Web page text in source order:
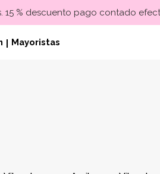
15 % descuento pago contado
Mayoristas